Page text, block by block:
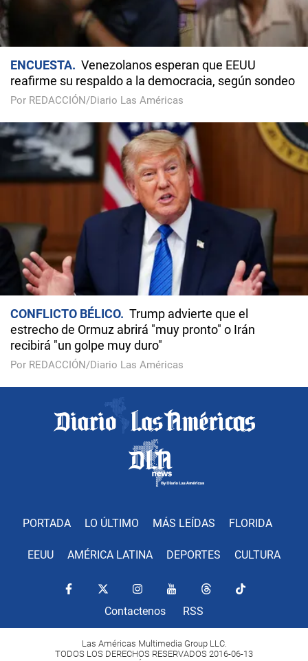
ENCUESTA
Venezolanos esperan que EEUU
reafirme su respaldo a la democracia, según sondeo
Por REDACCIÓN/Diario Las Américas
CONFLICTO BÉLICO
Trump advierte que el
estrecho de Ormuz abrirá "muy pronto" o Irán
recibirá "un golpe muy duro"
Por REDACCIÓN/Diario Las Américas
PORTADA LO ÚLTIMO MÁS LEÍDAS FLORIDA
EEUU AMÉRICA LATINA DEPORTES CULTURA
Contactenos RSS
Las Américas Multimedia Group LLC.
TODOS LOS DERECHOS RESERVADOS 2016-06-13